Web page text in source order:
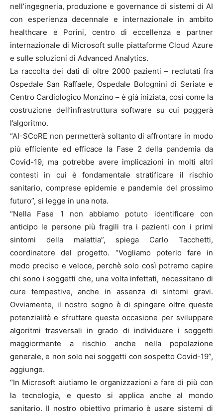
nell’ingegneria, produzione e governance di sistemi di AI
con esperienza decennale e internazionale in ambito
healthcare e Porini, centro di eccellenza e partner
internazionale di Microsoft sulle piattaforme Cloud Azure
e sulle soluzioni di Advanced Analytics.
La raccolta dei dati di oltre 2000 pazienti – reclutati fra
Ospedale San Raffaele, Ospedale Bolognini di Seriate e
Centro Cardiologico Monzino – è già iniziata, così come la
costruzione dell’infrastruttura software su cui poggerà
l’algoritmo.
“AI-SCoRE non permetterà soltanto di affrontare in modo
più efficiente ed efficace la Fase 2 della pandemia da
Covid-19, ma potrebbe avere implicazioni in molti altri
contesti in cui è fondamentale stratificare il rischio
sanitario, comprese epidemie e pandemie del prossimo
futuro”, si legge in una nota.
“Nella Fase 1 non abbiamo potuto identificare con
anticipo le persone più fragili tra i pazienti con i primi
sintomi della malattia”, spiega Carlo Tacchetti,
coordinatore del progetto. “Vogliamo poterlo fare in
modo preciso e veloce, perchè solo così potremo capire
chi sono i soggetti che, una volta infettati, necessitano di
cure tempestive, anche in assenza di sintomi gravi.
Ovviamente, il nostro sogno è di spingere oltre queste
potenzialità e sfruttare questa occasione per sviluppare
algoritmi trasversali in grado di individuare i soggetti
maggiormente a rischio anche nella popolazione
generale, e non solo nei soggetti con sospetto Covid-19”,
aggiunge.
“In Microsoft aiutiamo le organizzazioni a fare di più con
la tecnologia, e questo si applica anche al mondo
sanitario. Il nostro obiettivo primario è usare sistemi di